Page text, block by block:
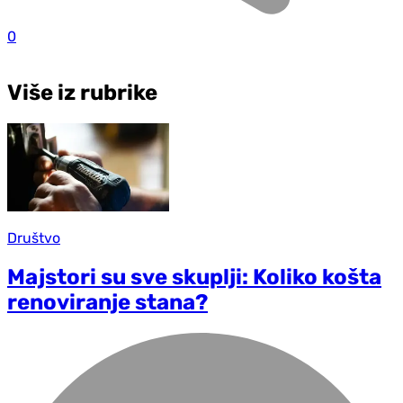
0
Više iz rubrike
Društvo
Majstori su sve skuplji: Koliko košta
renoviranje stana?